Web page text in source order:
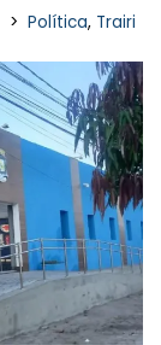
Política, Trairi